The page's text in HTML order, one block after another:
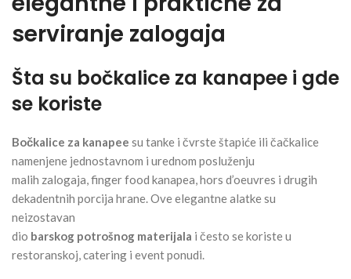
serviranje zalogaja
Šta su bočkalice za kanapee i gde
se koriste
Bočkalice za kanapee su tanke i čvrste štapiće ili čačkalice
namenjene jednostavnom i urednom posluženju
malih zalogaja, finger food kanapea, hors d’oeuvres i drugih
dekadentnih porcija hrane. Ove elegantne alatke su
neizostavan
dio barskog potrošnog materijala i često se koriste u
restoranskoj, catering i event ponudi.